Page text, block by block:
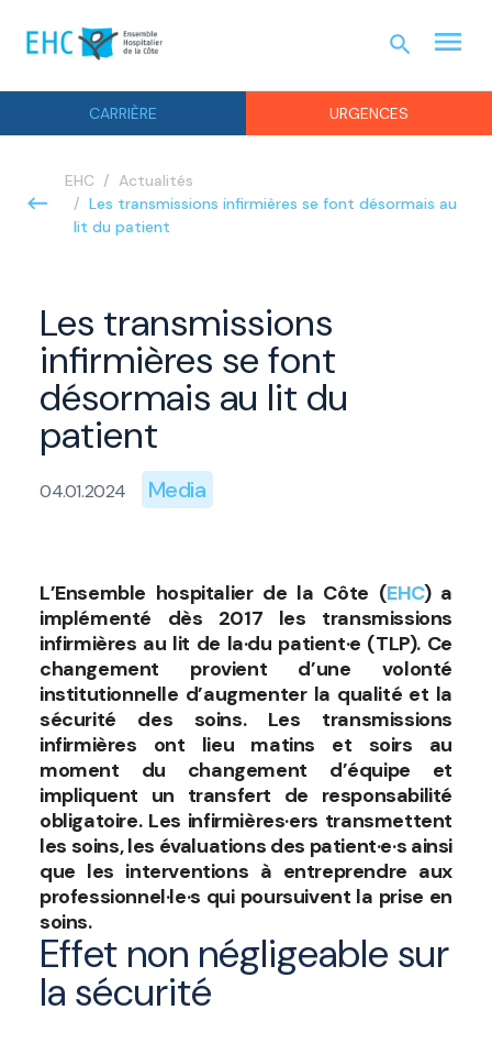
CARRIÈRE URGENCES
search menu
EHC
Actualités
Les transmissions infirmières se font désormais au
lit du patient
Les transmissions
infirmières se font
désormais au lit du
patient
04.01.2024 Media
L’Ensemble hospitalier de la Côte (EHC) a
implémenté dès 2017 les transmissions
infirmières au lit de la·du patient·e (TLP). Ce
changement provient d’une volonté
institutionnelle d’augmenter la qualité et la
sécurité des soins. Les transmissions
infirmières ont lieu matins et soirs au
moment du changement d’équipe et
impliquent un transfert de responsabilité
obligatoire. Les infirmières·ers transmettent
les soins, les évaluations des patient·e·s ainsi
que les interventions à entreprendre aux
professionnel·le·s qui poursuivent la prise en
soins.
Effet non négligeable sur
la sécurité